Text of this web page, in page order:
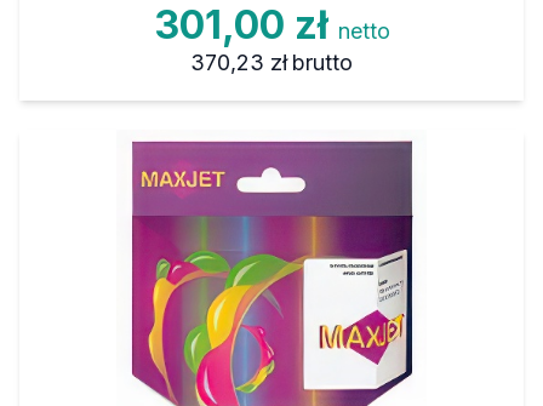
301,00 zł netto
370,23 zł brutto